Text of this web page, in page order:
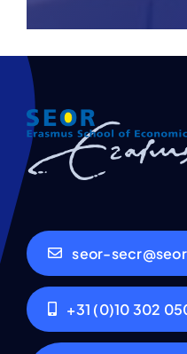
seor-
+31 (0)10 302